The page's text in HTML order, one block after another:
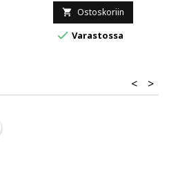
 Ostoskoriin
 Varastossa
>
<